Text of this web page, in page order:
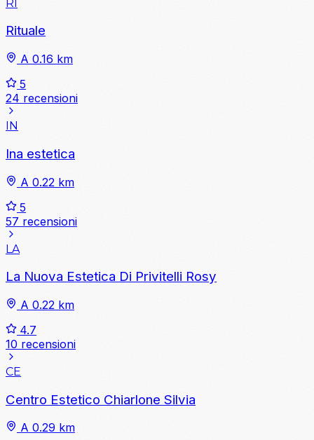
RI
Rituale
A 0.16 km
5
24 recensioni
IN
Ina estetica
A 0.22 km
5
57 recensioni
LA
La Nuova Estetica Di Privitelli Rosy
A 0.22 km
4.7
10 recensioni
CE
Centro Estetico Chiarlone Silvia
A 0.29 km